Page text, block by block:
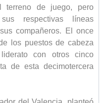
terreno de juego, pero
respectivas líneas
compañeros. El once
los puestos de cabeza
con otros cinco
de esta decimotercera